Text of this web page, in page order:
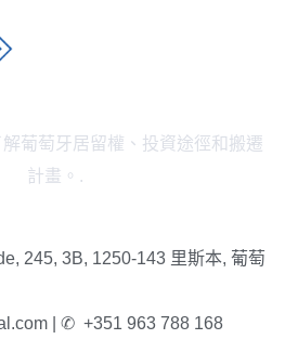
葡萄牙居留權、投資途徑和搬遷
計畫。.
245, 3B, 1250-143 里斯本, 葡萄
| ✆ +351 963 788 168